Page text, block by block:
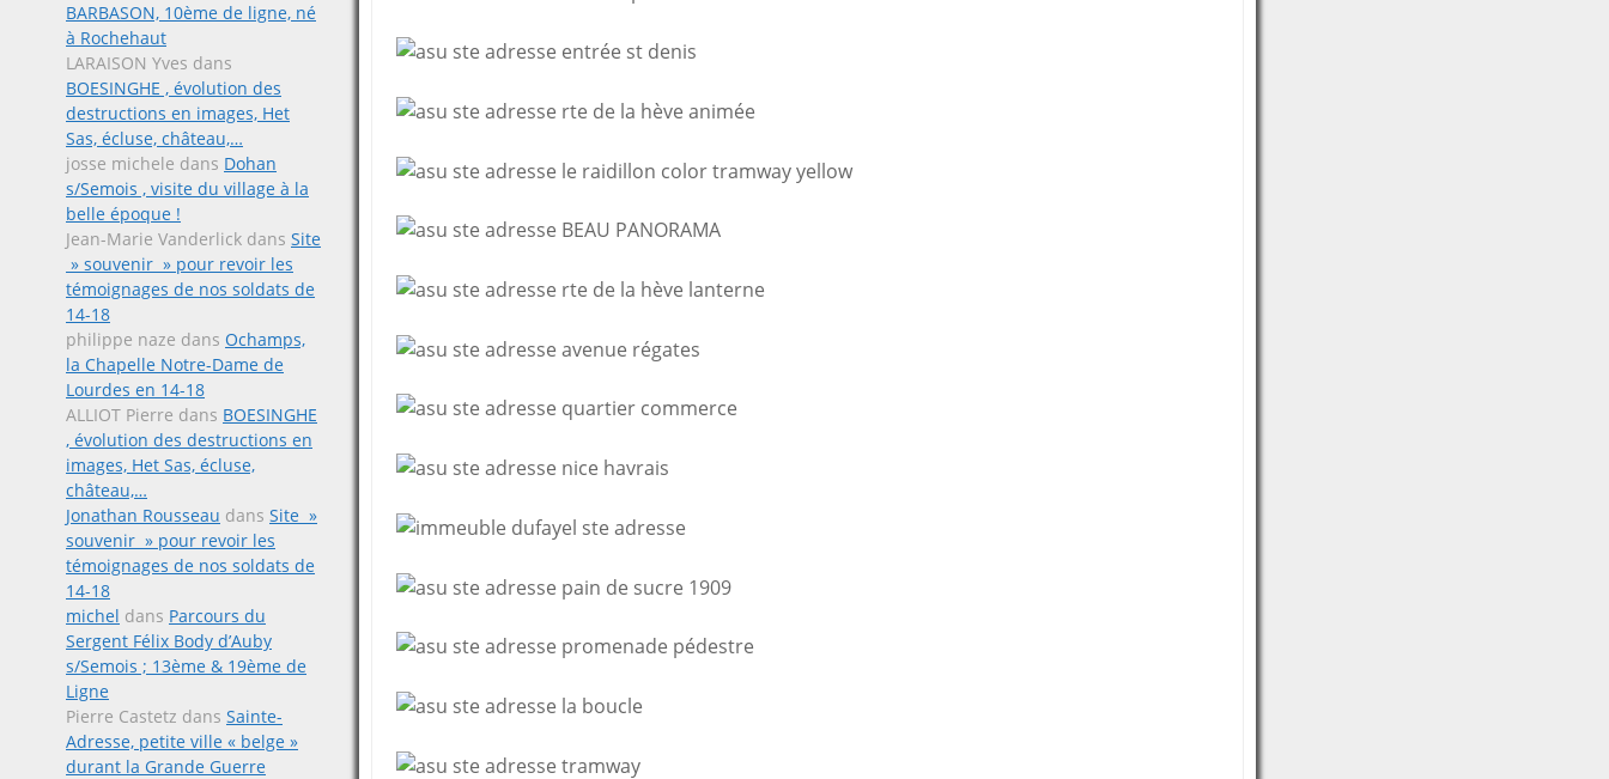
BARBASON, 10ème de ligne, né
à Rochehaut
LARAISON Yves dans
BOESINGHE , évolution des
destructions en images, Het
Sas, écluse, château,…
josse michele dans Dohan
s/Semois , visite du village à la
belle époque !
Jean-Marie Vanderlick dans Site
» souvenir » pour revoir les
témoignages de nos soldats de
14-18
philippe naze dans Ochamps,
la Chapelle Notre-Dame de
Lourdes en 14-18
ALLIOT Pierre dans BOESINGHE
, évolution des destructions en
images, Het Sas, écluse,
château,…
Jonathan Rousseau dans Site »
souvenir » pour revoir les
témoignages de nos soldats de
14-18
michel dans Parcours du
Sergent Félix Body d’Auby
s/Semois ; 13ème & 19ème de
Ligne
Pierre Castetz dans Sainte-
Adresse, petite ville « belge »
durant la Grande Guerre